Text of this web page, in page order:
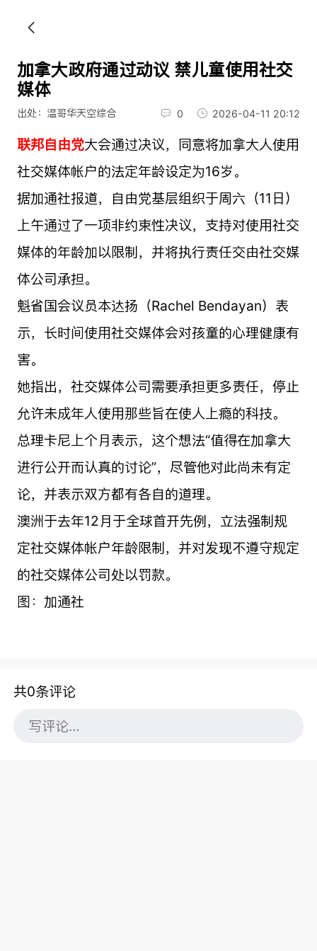
加拿大政府通过动议 禁儿童使用社交
媒体
出处：温哥华天空综合 0 2026-04-11 20:12
联邦自由党大会通过决议，同意将加拿大人使用
社交媒体帐户的法定年龄设定为16岁。
据加通社报道，自由党基层组织于周六（11日）
上午通过了一项非约束性决议，支持对使用社交
媒体的年龄加以限制，并将执行责任交由社交媒
体公司承担。
魁省国会议员本达扬（Rachel Bendayan）表
示，长时间使用社交媒体会对孩童的心理健康有
害。
她指出，社交媒体公司需要承担更多责任，停止
允许未成年人使用那些旨在使人上瘾的科技。
总理卡尼上个月表示，这个想法“值得在加拿大
进行公开而认真的讨论”，尽管他对此尚未有定
论，并表示双方都有各自的道理。
澳洲于去年12月于全球首开先例，立法强制规
定社交媒体帐户年龄限制，并对发现不遵守规定
的社交媒体公司处以罚款。
图：加通社
共0条评论